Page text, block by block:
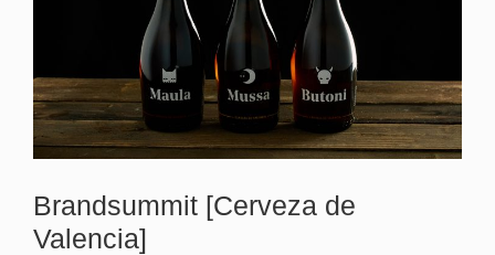
Brandsummit [Cerveza de
Valencia]